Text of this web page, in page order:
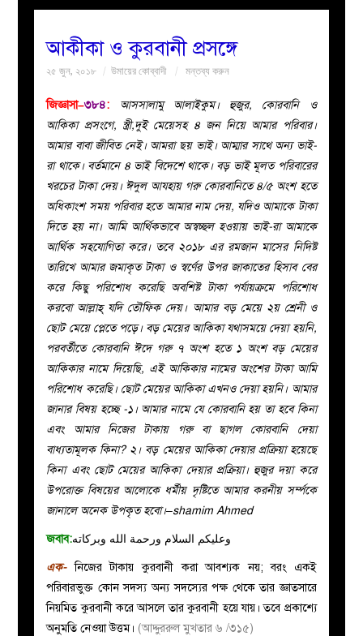
নারীদের
পাতা
ইসলাহী
মজলিস
প্রশ্ন
করুন
আকীকা ও কুরবানী প্রসঙ্গে
২৫ জুন, ২০১৮ উমায়ের কোব্বাদী মন্তব্য করুন
জিজ্ঞাসা–৩৮৪:
আসসালামু আলাইকুম। হুজুর, কোরবানি ও
আকিকা প্রসংগে, স্ত্রী,দুই মেয়েসহ ৪ জন নিয়ে আমার পরিবার।
আমার বাবা জীবিত নেই। আমরা ছয় ভাই। আম্মার সাথে অন্য ভাই-
রা থাকে। বর্তমানে ৪ ভাই বিদেশে থাকে। বড় ভাই মূলত পরিবারের
খরচের টাকা দেয়। ঈদুল আযহায় গরু কোরবানিতে ৪/৫ অংশ হতে
অধিকাংশ সময় পরিবার হতে আমার নাম দেয়, যদিও আমাকে টাকা
দিতে হয় না। আমি আর্থিকভাবে অস্বচ্ছল হওয়ায় ভাই-রা আমাকে
আর্থিক সহযোগিতা করে। তবে ২০১৮ এর রমজান মাসের নিদিষ্ট
তারিখে আমার জমাকৃত টাকা ও স্বর্ণের উপর জাকাতের হিসাব বের
করে কিছু পরিশোধ করেছি অবশিষ্ট টাকা পর্যায়ক্রমে পরিশোধ
করবো আল্লাহ্ যদি তৌফিক দেয়। আমার বড় মেয়ে ২য় শ্রেনী ও
ছোট মেয়ে প্লেতে পড়ে। বড় মেয়ের আকিকা যথাসময়ে দেয়া হয়নি,
পরবর্তীতে কোরবানি ঈদে গরু ৭ অংশ হতে ১ অংশ বড় মেয়ের
আকিকার নামে দিয়েছি, এই আকিকার নামের অংশের টাকা আমি
পরিশোধ করেছি। ছোট মেয়ের আকিকা এখনও দেয়া হয়নি। আমার
জানার বিষয় হচ্ছে -১। আমার নামে যে কোরবানি হয় তা হবে কিনা
এবং আমার নিজের টাকায় গরু বা ছাগল কোরবানি দেয়া
বাধ্যতামূলক কিনা? ২। বড় মেয়ের আকিকা দেয়ার প্রক্রিয়া হয়েছে
কিনা এবং ছোট মেয়ের আকিকা দেয়ার প্রক্রিয়া। হুজুর দয়া করে
উপরোক্ত বিষয়ের আলোকে ধর্মীয় দৃষ্টিতে আমার করনীয় সর্ম্পকে
জানালে অনেক উপকৃত হবো।–shamim Ahmed
জবাব:وعليكم السلام ورحمة الله وبركاته
এক- নিজের টাকায় কুরবানী করা আবশ্যক নয়; বরং একই
পরিবারভুক্ত কোন সদস্য অন্য সদস্যের পক্ষ থেকে তার জ্ঞাতসারে
নিয়মিত কুরবানী করে আসলে তার কুরবানী হয়ে যায়। তবে প্রকাশ্যে
অনুমতি নেওয়া উত্তম। (আদ্দুররুল মুখতার ৬ /৩১৫)